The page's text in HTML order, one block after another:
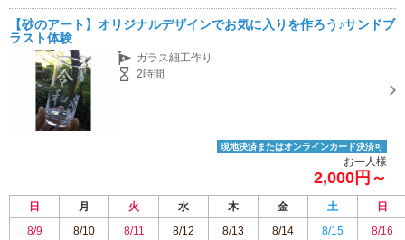
【砂のアート】オリジナルデザインでお気に入りを作ろう♪サンドブ
ラスト体験
ガラス細工作り
2時間
現地決済またはオンラインカード決済可
お一人様
2,000円～
日 月 火 水 木 金 土
日
8/9
8/10 8/11 8/12 8/13 8/14 8/15 8/16